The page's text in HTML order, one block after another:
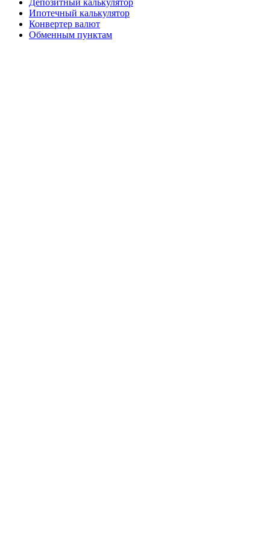
Депозитный калькулятор
Ипотечный калькулятор
Конвертер валют
Обменным пунктам